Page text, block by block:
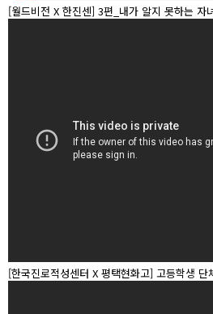
[월드비전 X 한진센] 3편_내가 알지 못하는
[한국진로적성센터 X 평택현화고] 고등학생